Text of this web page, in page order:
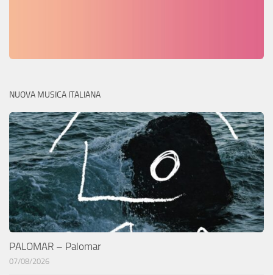
NUOVA MUSICA ITALIANA
PALOMAR – Palomar
07/08/2026